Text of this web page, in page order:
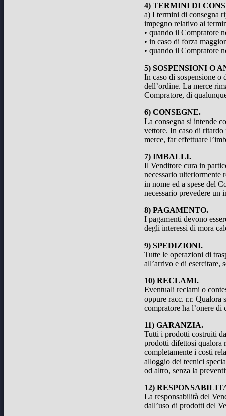
4) TERMINI DI
a) I termini di consegna
impegno relativo ai
• quando il Compratore
• in caso di forza
• quando il Compratore
5) SOSPENSIONI O
In caso di sospensione
dell’ordine. La merce
Compratore, di
6) CONSEGNE.
La consegna si intende
vettore. In caso di
merce, far effettuare
7) IMBALLI.
Il Venditore cura in
necessario ulteriormente
in nome ed a spese del
necessario prevedere un
8) PAGAMENTO.
I pagamenti devono
degli interessi di mora
9) SPEDIZIONI.
Tutte le operazioni di
all’arrivo e di esercitare,
10) RECLAMI.
Eventuali reclami o
oppure racc. r.r. Qualora
compratore ha l’onere
11) GARANZIA.
Tutti i prodotti costruiti
prodotti difettosi qualora
completamente i costi
alloggio dei tecnici
od altro, senza la
12)
La responsabilità del
dall’uso di prodotti del